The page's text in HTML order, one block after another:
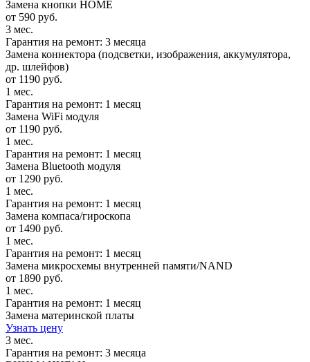
Замена кнопки HOME
от 590 руб.
3 мес.
Гарантия на ремонт: 3 месяца
Замена коннектора (подсветки, изображения, аккумулятора,
др. шлейфов)
от 1190 руб.
1 мес.
Гарантия на ремонт: 1 месяц
Замена WiFi модуля
от 1190 руб.
1 мес.
Гарантия на ремонт: 1 месяц
Замена Bluetooth модуля
от 1290 руб.
1 мес.
Гарантия на ремонт: 1 месяц
Замена компаса/гироскопа
от 1490 руб.
1 мес.
Гарантия на ремонт: 1 месяц
Замена микросхемы внутренней памяти/NAND
от 1890 руб.
1 мес.
Гарантия на ремонт: 1 месяц
Замена материнской платы
Узнать цену
3 мес.
Гарантия на ремонт: 3 месяца